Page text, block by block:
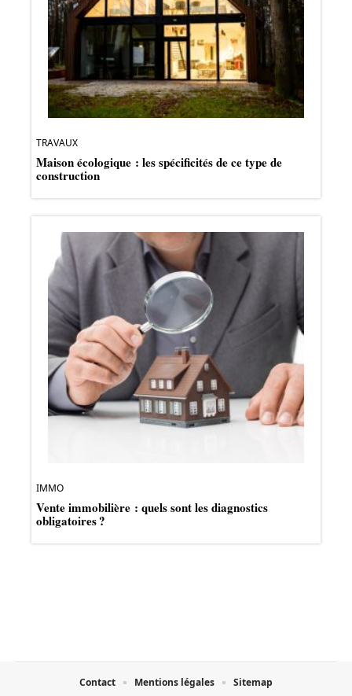
TRAVAUX
Maison écologique : les spécificités de ce type de
construction
IMMO
Vente immobilière : quels sont les diagnostics
obligatoires ?
Contact Mentions légales Sitemap